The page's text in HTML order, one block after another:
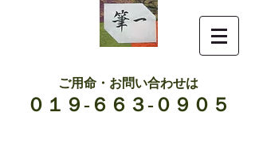
ご用命・お問い合わせは
０１９-６６３-０９０５